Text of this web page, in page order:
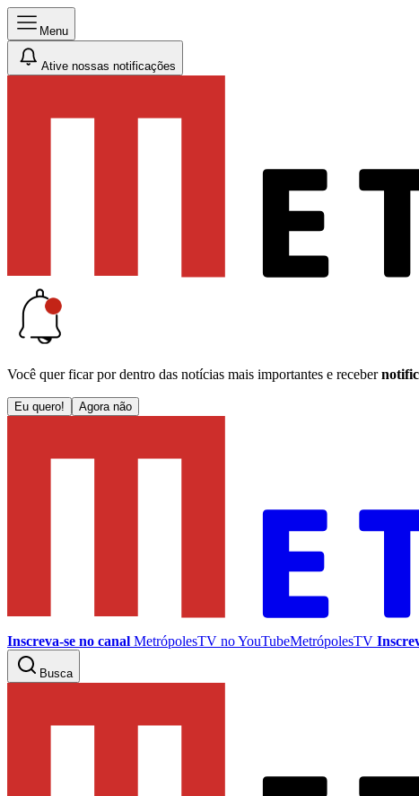
Menu
Ative nossas notificações
Você quer ficar por dentro das notícias mais importantes e receber
Eu quero! Agora não
Inscreva-se no canal MetrópolesTV noYouTubeMetrópolesTV
Busca